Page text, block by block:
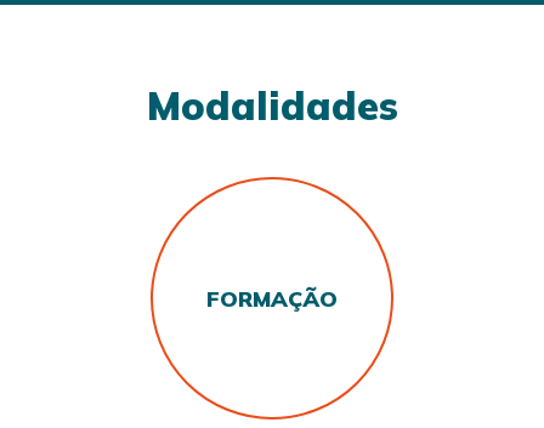
Modalidades
FORMAÇÃO